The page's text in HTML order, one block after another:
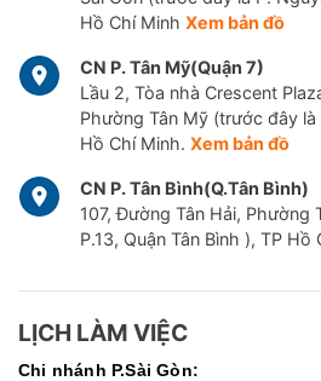
Hồ Chí Minh Xem bản đồ
CN P. Tân Mỹ(Quận 7)
Lầu 2, Tòa nhà Crescent
Phường Tân Mỹ (trước đây là
Hồ Chí Minh. Xem bản đồ
CN P. Tân Bình(Q.Tân Bình)
107, Đường Tân Hải, Phường
P.13, Quận Tân Bình ), TP Hồ
LỊCH LÀM VIỆC
Chi nhánh P.Sài Gòn: